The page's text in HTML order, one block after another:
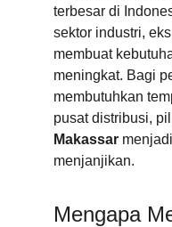
terbesar di
sektor industri,
membuat
meningkat. Bagi
membutuhkan
pusat distribusi,
Makassar
menjanjikan.
Mengapa